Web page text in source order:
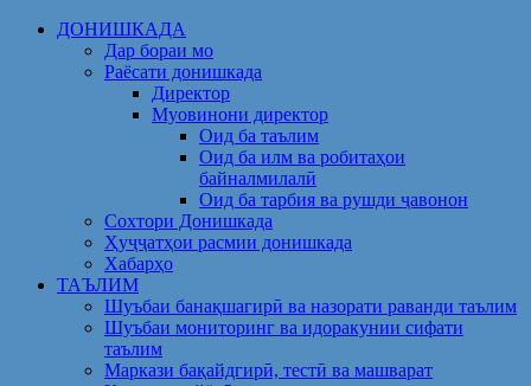
Skip
ДОНИШКАДА
Дар бораи мо
Раёсати донишкада
Директор
Муовинони директор
Оид ба таълим
Оид ба илм ва робитаҳои
байналмилалӣ
Оид ба тарбия ва рушди ҷавонон
Сохтори Донишкада
Ҳуҷҷатҳои расмии донишкада
Хабарҳо
ТАЪЛИМ
Шуъбаи банақшагирӣ ва назорати раванди таълим
Шуъбаи мониторинг ва идоракунии сифати
таълим
Маркази бақайдгирӣ, тестӣ ва машварат